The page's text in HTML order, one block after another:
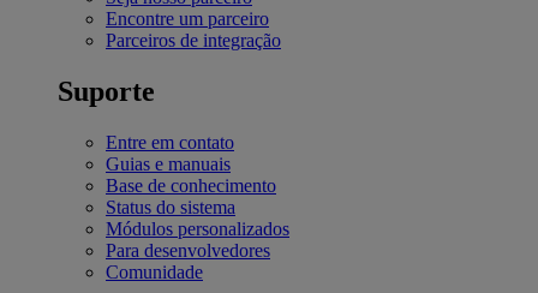
Encontre um parceiro
Parceiros de integração
Suporte
Entre em contato
Guias e manuais
Base de conhecimento
Status do sistema
Módulos personalizados
Para desenvolvedores
Comunidade